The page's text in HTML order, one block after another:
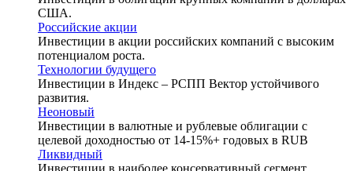
США.
Российские акции
Инвестиции в акции российских компаний с высоким
потенциалом роста.
Технологии будущего
Инвестиции в Индекс – РСПП Вектор устойчивого
развития.
Неоновый
Инвестиции в валютные и рублевые облигации с
целевой доходностью от 14-15%+ годовых в RUB
Ликвидный
Инвестиции в наиболее консервативный сегмент